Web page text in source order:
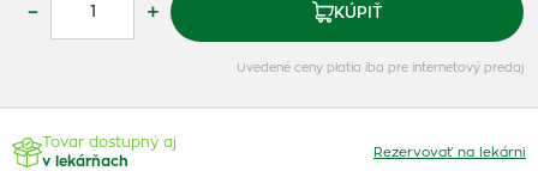
– + KÚPIŤ
Uvedené ceny platia iba pre internetový predaj
Tovar dostupný aj
v lekárňach
Rezervovať na lekárni